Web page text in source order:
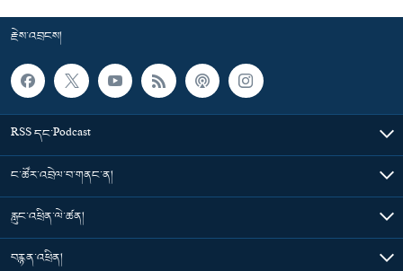
རྗེས་འབྲངས།
RSS དང་Podcast
ང་ཚོར་འབྲེལ་བ་གནང་ན།
རླུང་འཕྲིན་ལེ་ཚན།
བརྙན་འཕྲིན།